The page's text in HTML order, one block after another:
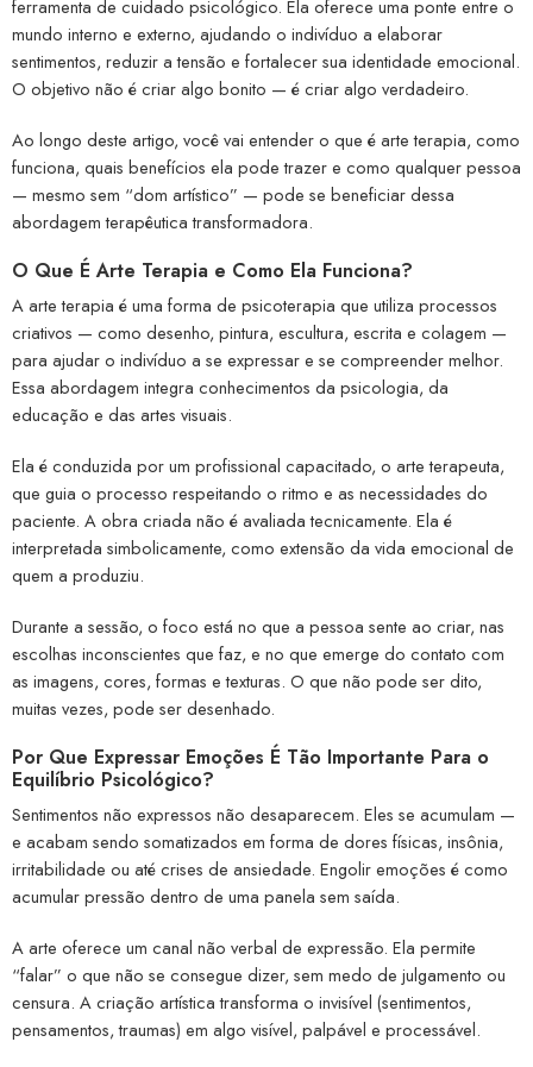
ferramenta de cuidado psicológico. Ela oferece uma ponte entre o
mundo interno e externo, ajudando o indivíduo a elaborar
sentimentos, reduzir a tensão e fortalecer sua identidade emocional.
O objetivo não é criar algo bonito — é criar algo verdadeiro.
Ao longo deste artigo, você vai entender o que é arte terapia, como
funciona, quais benefícios ela pode trazer e como qualquer pessoa
— mesmo sem “dom artístico” — pode se beneficiar dessa
abordagem terapêutica transformadora.
O Que É Arte Terapia e Como Ela Funciona?
A arte terapia é uma forma de psicoterapia que utiliza processos
criativos — como desenho, pintura, escultura, escrita e colagem —
para ajudar o indivíduo a se expressar e se compreender melhor.
Essa abordagem integra conhecimentos da psicologia, da
educação e das artes visuais.
Ela é conduzida por um profissional capacitado, o arte terapeuta,
que guia o processo respeitando o ritmo e as necessidades do
paciente. A obra criada não é avaliada tecnicamente. Ela é
interpretada simbolicamente, como extensão da vida emocional de
quem a produziu.
Durante a sessão, o foco está no que a pessoa sente ao criar, nas
escolhas inconscientes que faz, e no que emerge do contato com
as imagens, cores, formas e texturas. O que não pode ser dito,
muitas vezes, pode ser desenhado.
Por Que Expressar Emoções É Tão Importante Para o
Equilíbrio Psicológico?
Sentimentos não expressos não desaparecem. Eles se acumulam —
e acabam sendo somatizados em forma de dores físicas, insônia,
irritabilidade ou até crises de ansiedade. Engolir emoções é como
acumular pressão dentro de uma panela sem saída.
A arte oferece um canal não verbal de expressão. Ela permite
“falar” o que não se consegue dizer, sem medo de julgamento ou
censura. A criação artística transforma o invisível (sentimentos,
pensamentos, traumas) em algo visível, palpável e processável.